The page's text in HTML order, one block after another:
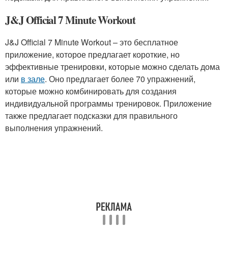
J&J Official 7 Minute Workout
J&J Official 7 Minute Workout – это бесплатное
приложение, которое предлагает короткие, но
эффективные тренировки, которые можно сделать дома
или в зале. Оно предлагает более 70 упражнений,
которые можно комбинировать для создания
индивидуальной программы тренировок. Приложение
также предлагает подсказки для правильного
выполнения упражнений.